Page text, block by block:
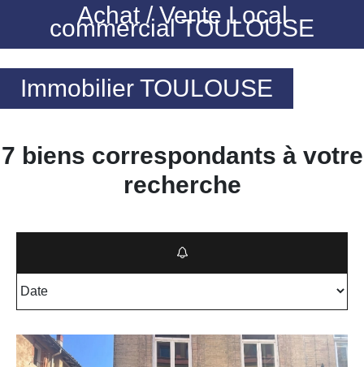
Achat / Vente Local
commercial TOULOUSE
Immobilier TOULOUSE
7 biens correspondants à votre
recherche